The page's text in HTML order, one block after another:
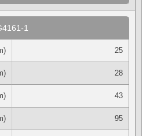
1
25
28
43
95